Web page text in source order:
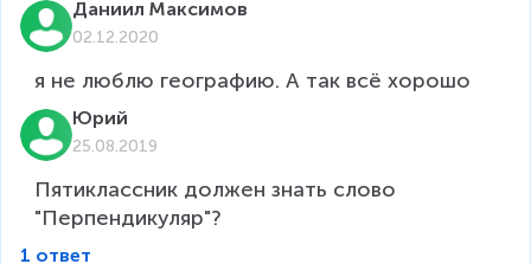
Даниил Максимов
02.12.2020
Юрий
25.08.2019
Пятиклассник должен знать слово
"Перпендикуляр"?
1 ответ